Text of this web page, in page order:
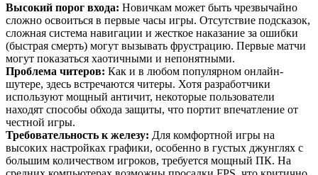
Высокий порог входа: Новичкам может быть чрезвычайно
сложно освоиться в первые часы игры. Отсутствие подсказок,
сложная система навигации и жесткое наказание за ошибки
(быстрая смерть) могут вызывать фрустрацию. Первые матчи
могут показаться хаотичными и непонятными.
Проблема читеров: Как и в любом популярном онлайн-
шутере, здесь встречаются читеры. Хотя разработчики
используют мощный античит, некоторые пользователи
находят способы обхода защиты, что портит впечатление от
честной игры.
Требовательность к железу: Для комфортной игры на
высоких настройках графики, особенно в густых джунглях с
большим количеством игроков, требуется мощный ПК. На